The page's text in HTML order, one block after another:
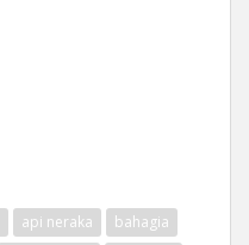
api neraka
bahagia